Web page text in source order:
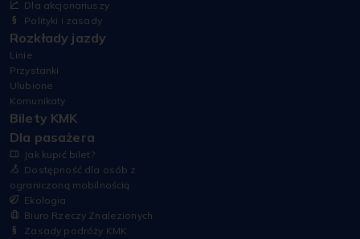
Dla akcjonariuszy
Polityki i zasady
Rozkłady jazdy
Linie
Przystanki
Ulubione
Komunikaty
Bilety KMK
Dla pasażera
Jak kupić bilet?
Dostępność dla osób z
ograniczoną mobilnością
Ekologia
Biuro Rzeczy Znalezionych
Zasady podróży KMK